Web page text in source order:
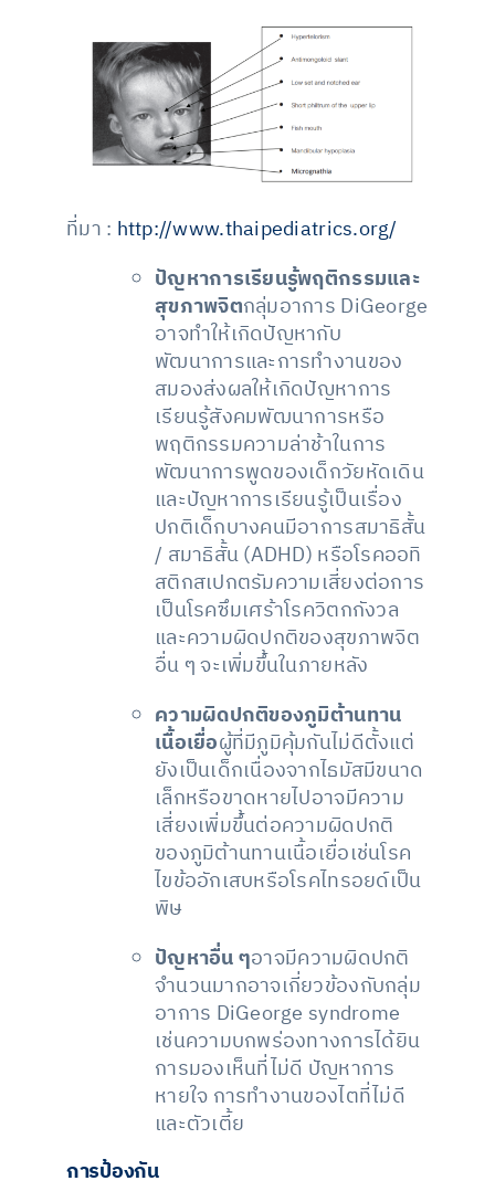
ที่มา : http://www.thaipediatrics.org/
ปัญหาการเรียนรู้พฤติกรรมและ
สุขภาพจิตกลุ่มอาการ DiGeorge
อาจทำให้เกิดปัญหากับ
พัฒนาการและการทำงานของ
สมองส่งผลให้เกิดปัญหาการ
เรียนรู้สังคมพัฒนาการหรือ
พฤติกรรมความล่าช้าในการ
พัฒนาการพูดของเด็กวัยหัดเดิน
และปัญหาการเรียนรู้เป็นเรื่อง
ปกติเด็กบางคนมีอาการสมาธิสั้น
/ สมาธิสั้น (ADHD) หรือโรคออทิ
สติกสเปกตรัมความเสี่ยงต่อการ
เป็นโรคซึมเศร้าโรควิตกกังวล
และความผิดปกติของสุขภาพจิต
อื่น ๆ จะเพิ่มขึ้นในภายหลัง
ความผิดปกติของภูมิต้านทาน
เนื้อเยื่อผู้ที่มีภูมิคุ้มกันไม่ดีตั้งแต่
ยังเป็นเด็กเนื่องจากไธมัสมีขนาด
เล็กหรือขาดหายไปอาจมีความ
เสี่ยงเพิ่มขึ้นต่อความผิดปกติ
ของภูมิต้านทานเนื้อเยื่อเช่นโรค
ไขข้ออักเสบหรือโรคไทรอยด์เป็น
พิษ
ปัญหาอื่น ๆอาจมีความผิดปกติ
จำนวนมากอาจเกี่ยวข้องกับกลุ่ม
อาการ DiGeorge syndrome
เช่นความบกพร่องทางการได้ยิน
การมองเห็นที่ไม่ดี ปัญหาการ
หายใจ การทำงานของไตที่ไม่ดี
และตัวเตี้ย
การป้องกัน